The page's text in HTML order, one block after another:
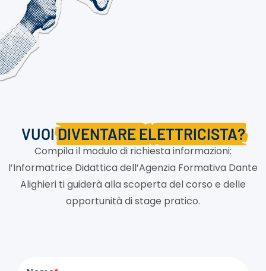
VUOIDIVENTARE ELETTRICISTA?
Compila il modulo di richiesta informazioni:
l’Informatrice Didattica dell’Agenzia Formativa Dante
Alighieri ti guiderà alla scoperta del corso e delle
opportunità di stage pratico.